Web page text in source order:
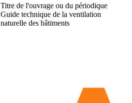
Titre de l'ouvrage ou du périodique
Guide technique de la ventilation
naturelle des bâtiments